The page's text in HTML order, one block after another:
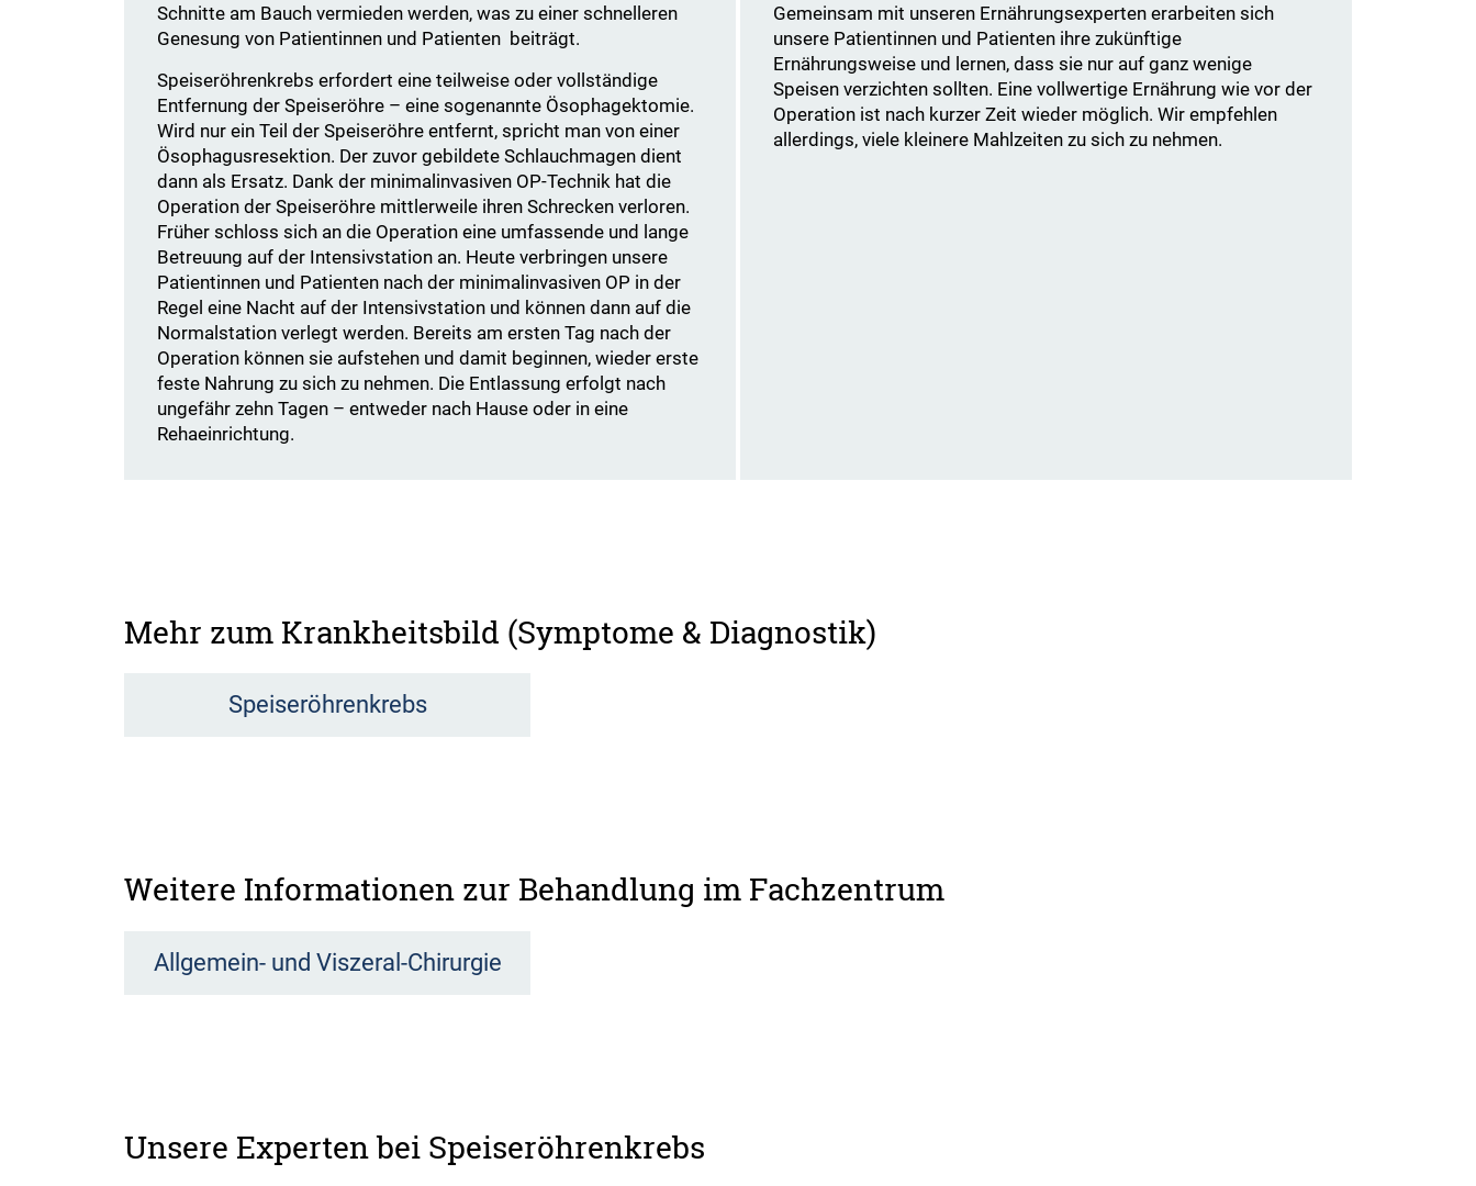
Schnitte am Bauch vermieden werden, was zu einer schnelleren
Genesung von Patientinnen und Patienten beiträgt.
Speiseröhrenkrebs erfordert eine teilweise oder vollständige
Entfernung der Speiseröhre – eine sogenannte Ösophagektomie.
Wird nur ein Teil der Speiseröhre entfernt, spricht man von einer
Ösophagusresektion. Der zuvor gebildete Schlauchmagen dient
dann als Ersatz. Dank der minimalinvasiven OP-Technik hat die
Operation der Speiseröhre mittlerweile ihren Schrecken verloren.
Früher schloss sich an die Operation eine umfassende und lange
Betreuung auf der Intensivstation an. Heute verbringen unsere
Patientinnen und Patienten nach der minimalinvasiven OP in der
Regel eine Nacht auf der Intensivstation und können dann auf die
Normalstation verlegt werden. Bereits am ersten Tag nach der
Operation können sie aufstehen und damit beginnen, wieder erste
feste Nahrung zu sich zu nehmen. Die Entlassung erfolgt nach
ungefähr zehn Tagen – entweder nach Hause oder in eine
Rehaeinrichtung.
Gemeinsam mit unseren Ernährungsexperten erarbeiten sich
unsere Patientinnen und Patienten ihre zukünftige
Ernährungsweise und lernen, dass sie nur auf ganz wenige
Speisen verzichten sollten. Eine vollwertige Ernährung wie vor der
Operation ist nach kurzer Zeit wieder möglich. Wir empfehlen
allerdings, viele kleinere Mahlzeiten zu sich zu nehmen.
Mehr zum Krankheitsbild (Symptome & Diagnostik)
Speiseröhrenkrebs
Weitere Informationen zur Behandlung im Fachzentrum
Allgemein- und Viszeral-Chirurgie
Unsere Experten bei Speiseröhrenkrebs